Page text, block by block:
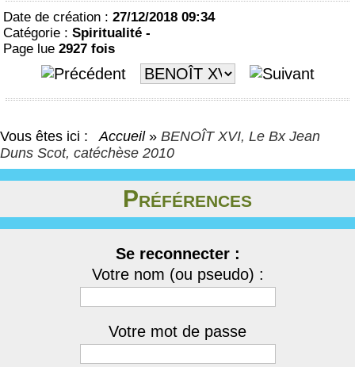
Date de création : 27/12/2018 09:34
Catégorie : Spiritualité -
Page lue 2927 fois
Vous êtes ici : Accueil » BENOÎT XVI, Le Bx Jean
Duns Scot, catéchèse 2010
Préférences
Se reconnecter :
Votre nom (ou pseudo) :
Votre mot de passe